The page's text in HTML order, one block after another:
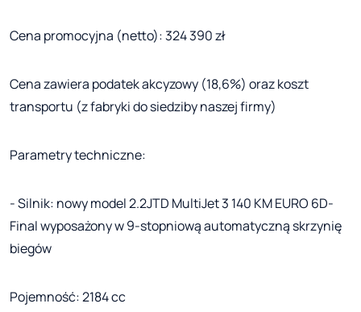
Cena promocyjna (netto): 324 390 zł
Cena zawiera podatek akcyzowy (18,6%) oraz koszt
transportu (z fabryki do siedziby naszej firmy)
Parametry techniczne:
- Silnik: nowy model 2.2JTD MultiJet 3 140 KM EURO 6D-
Final wyposażony w 9-stopniową automatyczną skrzynię
biegów
Pojemność: 2184 cc